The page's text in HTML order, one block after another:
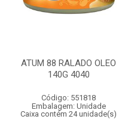
ATUM 88 RALADO OLEO
140G 4040
Código: 551818
Embalagem: Unidade
Caixa contém 24 unidade(s)